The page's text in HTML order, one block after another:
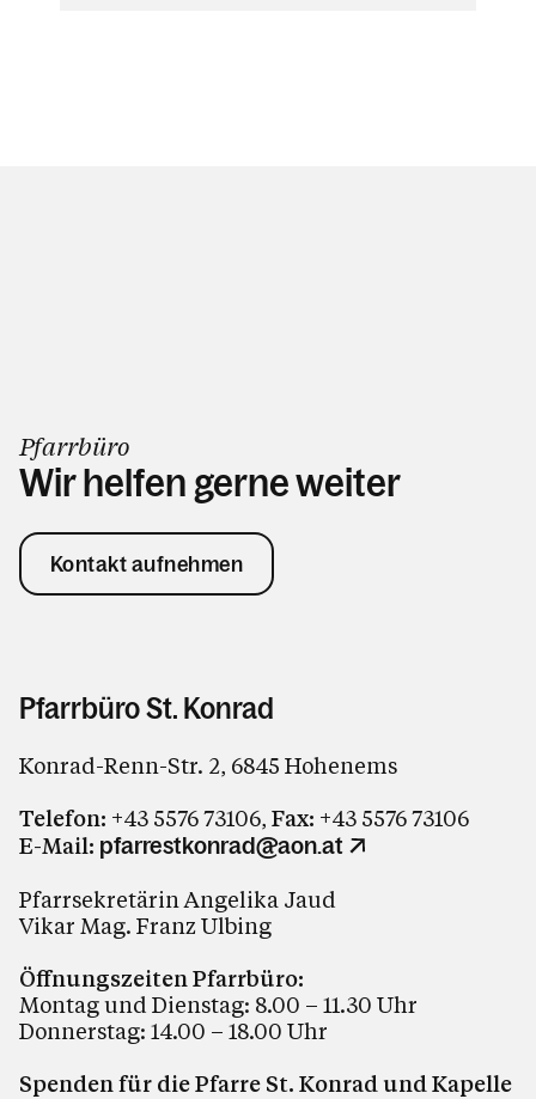
Pfarrbüro
Wir helfen gerne weiter
Kontakt aufnehmen
Pfarrbüro St. Konrad
Konrad-Renn-Str. 2, 6845 Hohenems
Telefon: +43 5576 73106, Fax: +43 5576 73106
E-Mail: pfarrestkonrad@aon.at
Pfarrsekretärin Angelika Jaud
Vikar Mag. Franz Ulbing
Öffnungszeiten Pfarrbüro:
Montag und Dienstag: 8.00 – 11.30 Uhr
Donnerstag: 14.00 – 18.00 Uhr
Spenden für die Pfarre St. Konrad und Kapelle